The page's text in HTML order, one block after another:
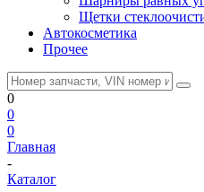
Щетки
Автокосметика
Прочее
0
0
0
Главная
-
Каталог